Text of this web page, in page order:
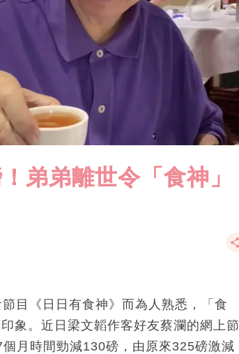
弟弟離世令「食神」
目《日日有食神》而為人熟悉，「食
象。近日梁文韜作客好友蔡瀾的網上節
月時間勁減130磅，由原來325磅激減